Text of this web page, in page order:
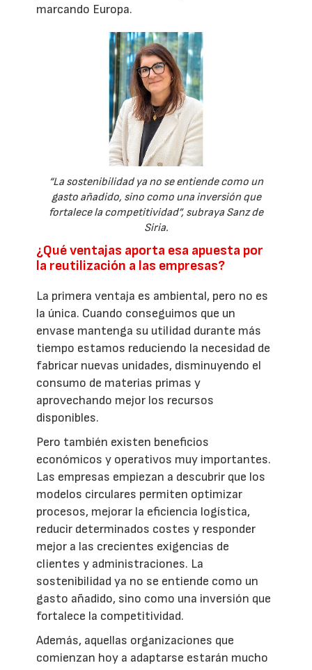
marcando Europa.
“La sostenibilidad ya no se entiende como un
gasto añadido, sino como una inversión que
fortalece la competitividad”, subraya Sanz de
Siria.
¿Qué ventajas aporta esa apuesta por
la reutilización a las empresas?
La primera ventaja es ambiental, pero no es
la única. Cuando conseguimos que un
envase mantenga su utilidad durante más
tiempo estamos reduciendo la necesidad de
fabricar nuevas unidades, disminuyendo el
consumo de materias primas y
aprovechando mejor los recursos
disponibles.
Pero también existen beneficios
económicos y operativos muy importantes.
Las empresas empiezan a descubrir que los
modelos circulares permiten optimizar
procesos, mejorar la eficiencia logística,
reducir determinados costes y responder
mejor a las crecientes exigencias de
clientes y administraciones. La
sostenibilidad ya no se entiende como un
gasto añadido, sino como una inversión que
fortalece la competitividad.
Además, aquellas organizaciones que
comienzan hoy a adaptarse estarán mucho